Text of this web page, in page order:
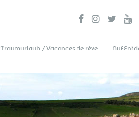
Traumurlaub / Vacances de rêve Auf